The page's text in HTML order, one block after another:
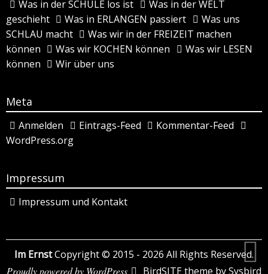
Was in der SCHULE los ist
Was in der WELT
geschieht
Was in ERLANGEN passiert
Was uns
SCHLAU macht
Was wir in der FREIZEIT machen
können
Was wir KOCHEN können
Was wir LESEN
können
Wir über uns
Meta
Anmelden Eintrags-Feed
Kommentar-Feed
WordPress.org
Impressum
Impressum und Kontakt
Im ErnstCopyright © 2015 - 2026 All Rights Reserved.
Proudly powered by WordPress BirdSITE theme bySysbird